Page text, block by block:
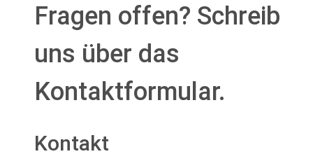
Fragen offen? Schreib
uns über das
Kontaktformular.
Kontakt